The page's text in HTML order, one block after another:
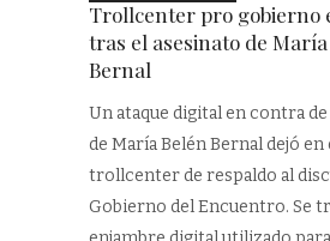
Trollcenter pro gobierno
tras el asesinato de María
Bernal
Un ataque digital en contra
de María Belén Bernal dejó en
trollcenter de respaldo al
Gobierno del Encuentro. Se